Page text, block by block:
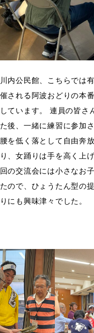
内公民館、こちらでは
される阿波おどりの本
ています。 連員の皆さ
後、一緒に練習に参加
を低く落として自由奔
、女踊りは手を高く上
の交流会には小さなお
ので、ひょうたん型の
にも興味津々でした。